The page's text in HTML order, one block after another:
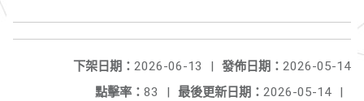
發佈日期： 2026-05-14
下架日期： 2026-06-13
|
最後更新日期： 2026-05-14 |
點擊率： 83 |